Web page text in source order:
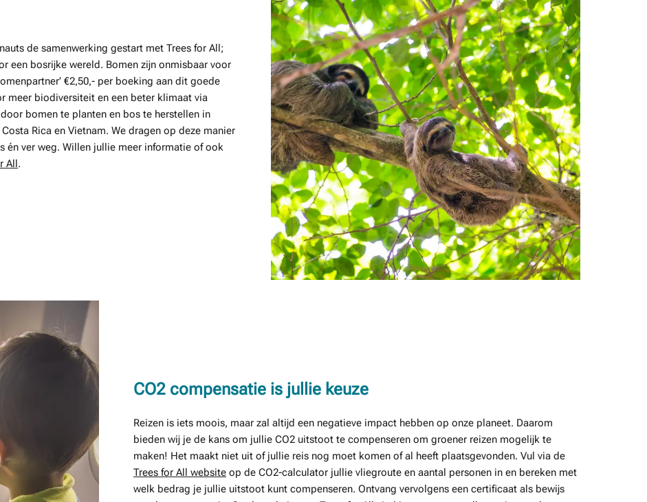
de samenwerking gestart met Trees for All;
een bosrijke wereld. Bomen zijn onmisbaar voor
€2,50,- per boeking aan dit goede
meer biodiversiteit en een beter klimaat via
bomen te planten en bos te herstellen in
Rica en Vietnam. We dragen op deze manier
én ver weg. Willen jullie meer informatie of ook
All .
CO2 compensatie is jullie keuze
Reizen is iets moois, maar zal altijd een negatieve impact hebben op onze planeet. Daarom
bieden wij je de kans om jullie CO2 uitstoot te compenseren om groener reizen mogelijk te
maken! Het maakt niet uit of jullie reis nog moet komen of al heeft plaatsgevonden. Vul via de
Trees for All website op de CO2-calculator jullie vliegroute en aantal personen in en bereken met
welk bedrag je jullie uitstoot kunt compenseren. Ontvang vervolgens een certificaat als bewijs